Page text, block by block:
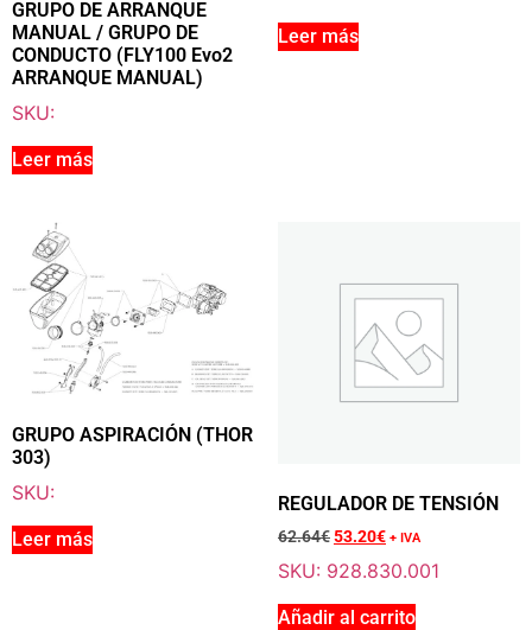
33.00€ + IVA
GRUPO DE ARRANQUE
MANUAL / GRUPO DE
CONDUCTO (FLY100 Evo2
ARRANQUE MANUAL)
SKU:
Leer más
Leer más
GRUPO ASPIRACIÓN (THOR
303)
SKU:
Leer más
REGULADOR DE TENSIÓN
62.64€53.20€ + IVA
SKU: 928.830.001
Añadir al carrito